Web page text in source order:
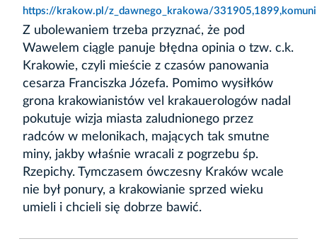
https://krakow.pl/z_dawnego_krakowa/
Z ubolewaniem trzeba przyznać, że pod
Wawelem ciągle panuje błędna opinia o tzw. c.k.
Krakowie, czyli mieście z czasów panowania
cesarza Franciszka Józefa. Pomimo wysiłków
grona krakowianistów vel krakauerologów nadal
pokutuje wizja miasta zaludnionego przez
radców w melonikach, mających tak smutne
miny, jakby właśnie wracali z pogrzebu śp.
Rzepichy. Tymczasem ówczesny Kraków wcale
nie był ponury, a krakowianie sprzed wieku
umieli i chcieli się dobrze bawić.